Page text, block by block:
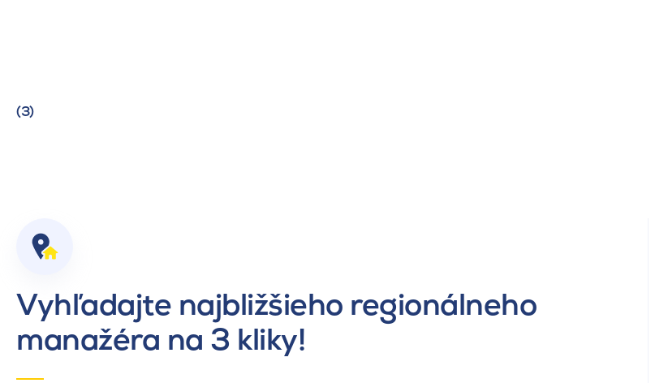
(3)
Vyhľadajte najbližšieho regionálneho
manažéra na 3 kliky!